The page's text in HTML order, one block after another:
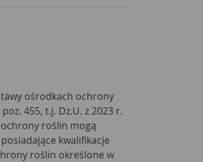
ośrodkach ochrony
455, t.j. Dz.U. z 2023 r.
roślin mogą
kwalifikacje
roślin określone w